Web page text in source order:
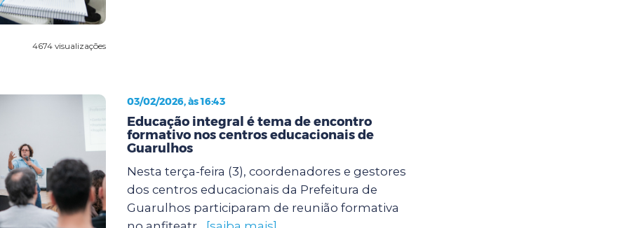
4674 visualizações
03/02/2026, às 16:43
Educação integral é tema de encontro
formativo nos centros educacionais de
Guarulhos
Nesta terça-feira (3), coordenadores e gestores
dos centros educacionais da Prefeitura de
Guarulhos participaram de reunião formativa